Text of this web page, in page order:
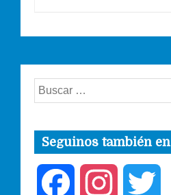
Buscar:
Seguinos también en